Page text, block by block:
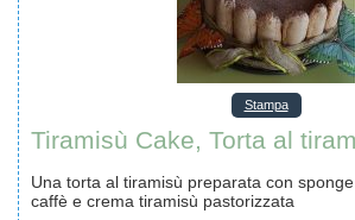
Stampa
Tiramisù Cake, Torta al
Una torta al tiramisù preparata con
caffè e crema tiramisù pastorizzata